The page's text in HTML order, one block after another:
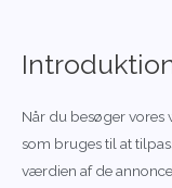
Når du besøger vores
som bruges til at
værdien af de